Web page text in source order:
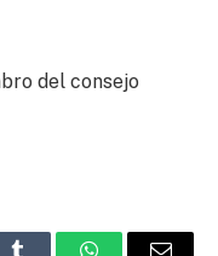
del consejo​